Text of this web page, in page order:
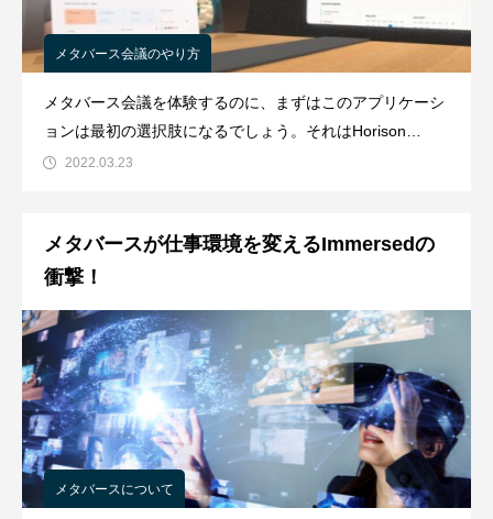
メタバース会議のやり方
メタバース会議を体験するのに、まずはこのアプリケーシ
ョンは最初の選択肢になるでしょう。それはHorison
Workroomsです。まずは最初にこのHorison Workroomsへ
2022.03.23
メタバースが仕事環境を変えるImmersedの
衝撃！
メタバースについて